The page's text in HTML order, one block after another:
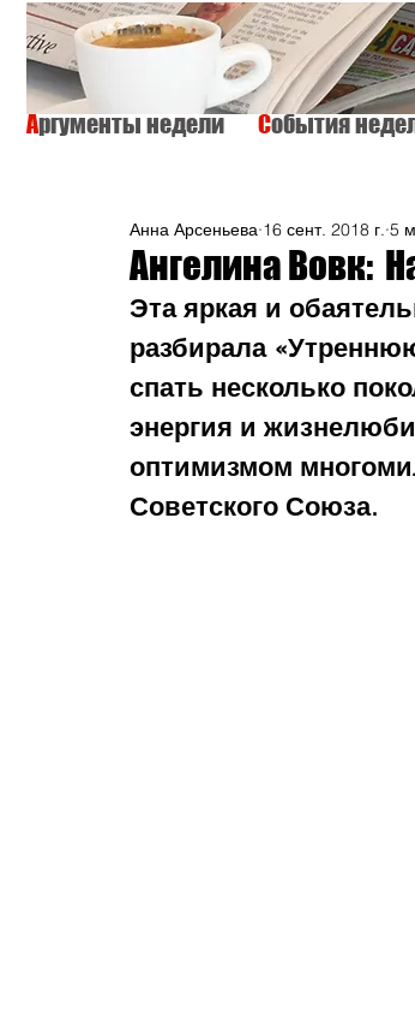
Аргументы неделиСобытия
Ангелина Вовк:
Анна Арсеньева 16 сент. 2018 г. 5
Эта яркая и
разбирала
спать несколько
энергия и
оптимизмом
Советского Союза.